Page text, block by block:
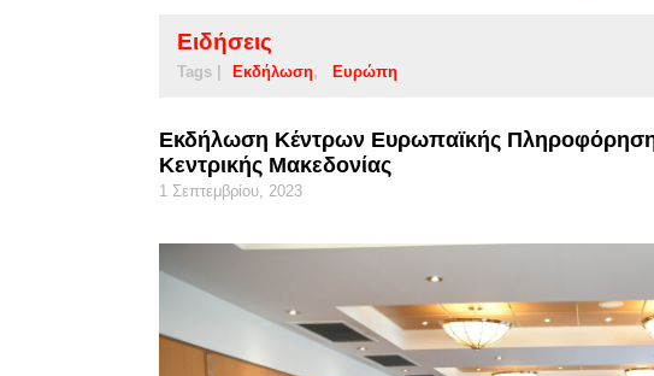
Ειδήσεις
Tags | Εκδήλωση Ευρώπη
Εκδήλωση Κέντρων Ευρωπαϊκής
Κεντρικής Μακεδονίας
1 Σεπτεμβρίου, 2023